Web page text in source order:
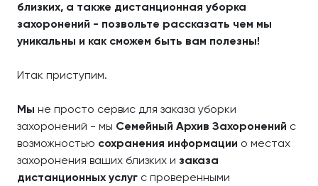
близких, а также дистанционная уборка
захоронений - позвольте рассказать чем мы
уникальны и как сможем быть вам полезны!
Итак приступим.
Мы не просто сервис для заказа уборки
захоронений - мы Семейный Архив Захоронений с
возможностью сохранения информации о местах
захоронения ваших близких и заказа
дистанционных услуг с проверенными